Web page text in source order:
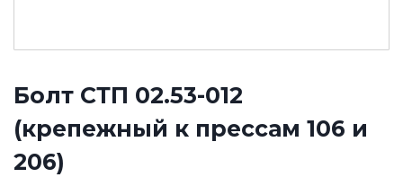
Болт СТП 02.53-012
(крепежный к прессам 106 и
206)